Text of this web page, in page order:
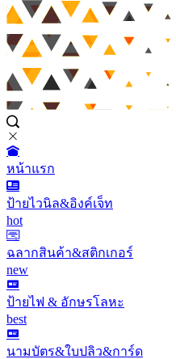
หน้าแรก
ป้ายไวนิล&อิงค์เจ็ท
hot
ฉลากสินค้า&สติกเกอร์
new
ป้ายไฟ & อักษรโลหะ
best
นามบัตร&ใบปลิว&การ์ด